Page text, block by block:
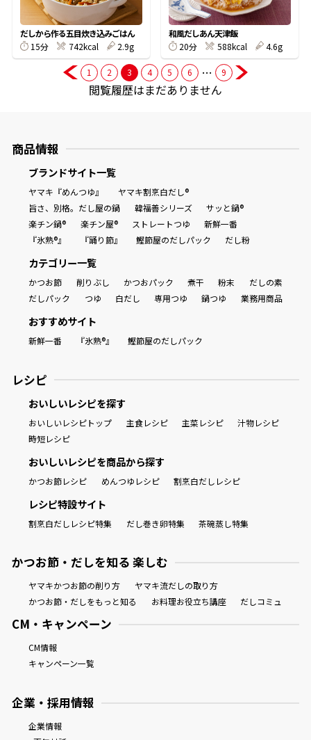
だしパック
だしから作る五目炊き込みごはん
15分
742kcal 2.9g
和風だしあん天津飯
20分
588kcal 4.6g
1 2 3 4 5 6 … 9
閲覧履歴はまだありません
商品情報
ブランドサイト一覧
ヤマキ『めんつゆ』
ヤマキ割烹白だし®
旨さ、別格。だし屋の鍋
韓福善シリーズ
サッと鍋®
楽チン鍋®
楽チン屋® ストレートつゆ
新鮮一番
『氷熟®』
『踊り節』 鰹節屋のだしパック だし粉
カテゴリー一覧
かつお節 削りぶし かつおパック 煮干 粉末
だしの素
だしパック
つゆ 白だし 専用つゆ 鍋つゆ 業務用商品
おすすめサイト
新鮮一番 『氷熟®』 鰹節屋のだしパック
レシピ
おいしいレシピを探す
おいしいレシピトップ 主食レシピ 主菜レシピ
汁物レシピ
時短レシピ
おいしいレシピを商品から探す
かつお節レシピ めんつゆレシピ 割烹白だしレシピ
レシピ特設サイト
割烹白だしレシピ特集 だし巻き卵特集 茶碗蒸し特集
かつお節・だしを知る 楽しむ
ヤマキかつお節の削り方
ヤマキ流だしの取り方
かつお節・だしをもっと知る
お料理お役立ち講座 だしコミュ
CM・キャンペーン
CM情報
キャンペーン一覧
企業・採用情報
企業情報